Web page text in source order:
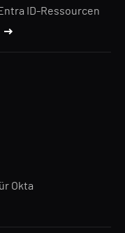
ID-Ressourcen
Okta